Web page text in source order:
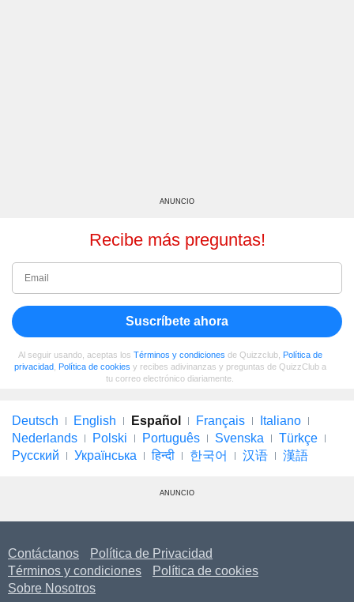
ANUNCIO
Recibe más preguntas!
Suscríbete ahora
Al seguir usando, aceptas los Términos y condiciones de Quizzclub, Política de
privacidad, Política de cookies y recibes adivinanzas y preguntas de QuizzClub a
tu correo electrónico diariamente.
Deutsch English Español Français
Italiano
Nederlands
Polski Português Svenska
Türkçe
Русский
Українська हिन्दी 한국어 汉语 漢語
ANUNCIO
Contáctanos
Política de Privacidad
Términos y condiciones
Política de cookies
Sobre Nosotros